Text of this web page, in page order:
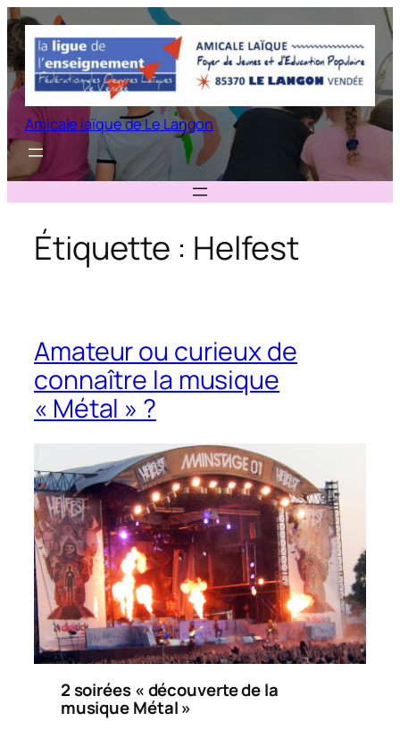
Aller
au
contenu
Amicale laïque de Le Langon
Étiquette : Helfest
Amateur ou curieux de
connaître la musique
« Métal » ?
2 soirées « découvertede la
musique Métal »